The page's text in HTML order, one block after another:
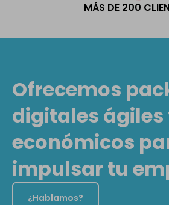
MÁS DE 200
Ofrecemos
digitales ágiles
económicos
impulsar tu
¿Hablamos?